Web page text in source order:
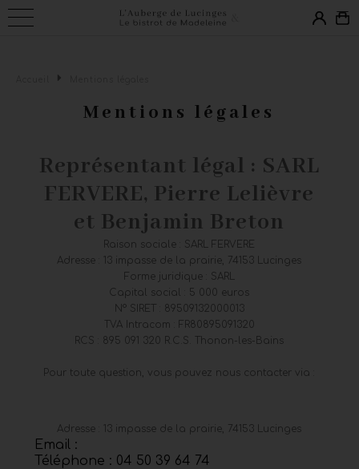
Email *
Mot de passe *
Mot de passe oublié ?
VALIDER
Inscription
Mentions légales
Représentant légal : SARL
FERVERE, Pierre Lelièvre
et Benjamin Breton
Raison sociale : SARL FERVERE
Adresse : 13 impasse de la prairie, 74153 Lucinges
Forme juridique : SARL
Capital social : 5 000 euros
N° SIRET : 89509132000013
TVA Intracom : FR80895091320
RCS : 895 091 320 R.C.S. Thonon-les-Bains
Pour toute question, vous pouvez nous contacter via :
Adresse : 13 impasse de la prairie, 74153 Lucinges
Email :
Téléphone : 04 50 39 64 74